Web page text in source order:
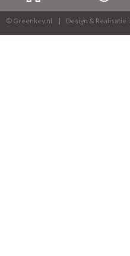
© Greenkey.nl Design &